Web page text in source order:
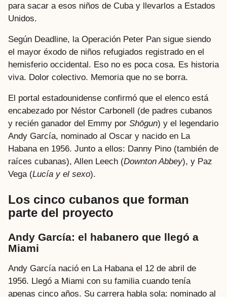
para sacar a esos niños de Cuba y llevarlos a Estados
Unidos.
Según Deadline, la Operación Peter Pan sigue siendo
el mayor éxodo de niños refugiados registrado en el
hemisferio occidental. Eso no es poca cosa. Es historia
viva. Dolor colectivo. Memoria que no se borra.
El portal estadounidense confirmó que el elenco está
encabezado por Néstor Carbonell (de padres cubanos
y recién ganador del Emmy por Shōgun) y el legendario
Andy García, nominado al Oscar y nacido en La
Habana en 1956. Junto a ellos: Danny Pino (también de
raíces cubanas), Allen Leech (Downton Abbey), y Paz
Vega (Lucía y el sexo).
Los cinco cubanos que forman
parte del proyecto
Andy García: el habanero que llegó a
Miami
Andy García nació en La Habana el 12 de abril de
1956. Llegó a Miami con su familia cuando tenía
apenas cinco años. Su carrera habla sola: nominado al